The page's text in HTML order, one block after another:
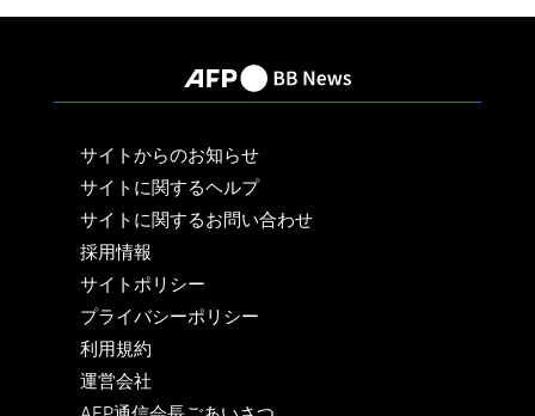
サイトからのお知らせ
サイトに関するヘルプ
サイトに関するお問い合わせ
採用情報
サイトポリシー
プライバシーポリシー
利用規約
運営会社